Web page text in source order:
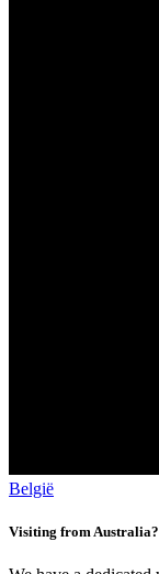
België
Visiting from Australia?